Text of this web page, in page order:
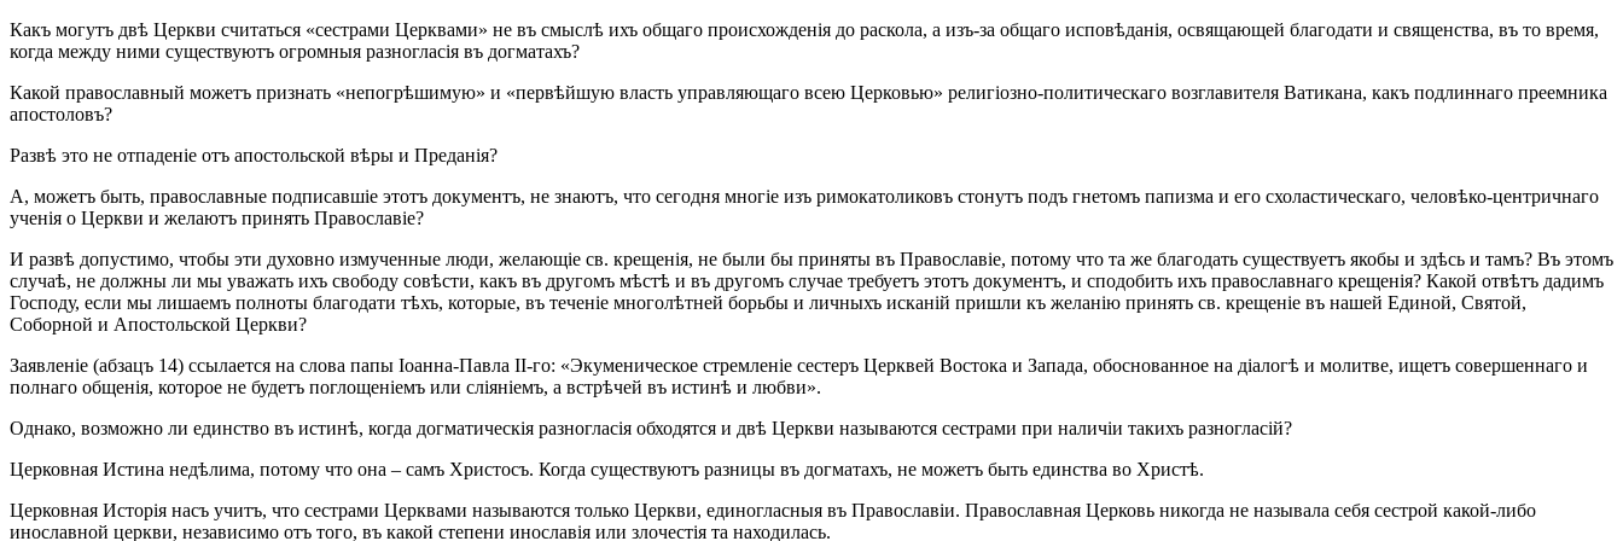
Какъ могутъ двѣ Церкви считаться «сестрами Церквами» не въ смыслѣ ихъ общаго происхожденія до раскола, а изъ-за общаго исповѣданія, освящающей благодати и священства, въ то время,
когда между ними существуютъ огромныя разногласія въ догматахъ?
Какой православный можетъ признать «непогрѣшимую» и «первѣйшую власть управляющаго всею Церковью» религіозно-политическаго возглавителя Ватикана, какъ подлиннаго преемника
апостоловъ?
Развѣ это не отпаденіе отъ апостольской вѣры и Преданія?
А, можетъ быть, православные подписавшіе этотъ документъ, не знаютъ, что сегодня многіе изъ римокатоликовъ стонутъ подъ гнетомъ папизма и его схоластическаго, человѣко-центричнаго
ученія о Церкви и желаютъ принять Православіе?
И развѣ допустимо, чтобы эти духовно измученные люди, желающіе св. крещенія, не были бы приняты въ Православіе, потому что та же благодать существуетъ якобы и здѣсь и тамъ? Въ этомъ
случаѣ, не должны ли мы уважать ихъ свободу совѣсти, какъ въ другомъ мѣстѣ и въ другомъ случае требуетъ этотъ документъ, и сподобить ихъ православнаго крещенія? Какой отвѣтъ дадимъ
Господу, если мы лишаемъ полноты благодати тѣхъ, которые, въ теченіе многолѣтней борьбы и личныхъ исканій пришли къ желанію принять св. крещеніе въ нашей Единой, Святой,
Соборной и Апостольской Церкви?
Заявленіе (абзацъ 14) ссылается на слова папы Іоанна-Павла II-го: «Экуменическое стремленіе сестеръ Церквей Востока и Запада, обоснованное на діалогѣ и молитве, ищетъ совершеннаго и
полнаго общенія, которое не будетъ поглощеніемъ или сліяніемъ, а встрѣчей въ истинѣ и любви».
Однако, возможно ли единство въ истинѣ, когда догматическія разногласія обходятся и двѣ Церкви называются сестрами при наличіи такихъ разногласій?
Церковная Истина недѣлима, потому что она – самъ Христосъ. Когда существуютъ разницы въ догматахъ, не можетъ быть единства во Христѣ.
Церковная Исторія насъ учитъ, что сестрами Церквами называются только Церкви, единогласныя въ Православіи. Православная Церковь никогда не называла себя сестрой какой-либо
инославной церкви, независимо отъ того, въ какой степени инославія или злочестія та находилась.